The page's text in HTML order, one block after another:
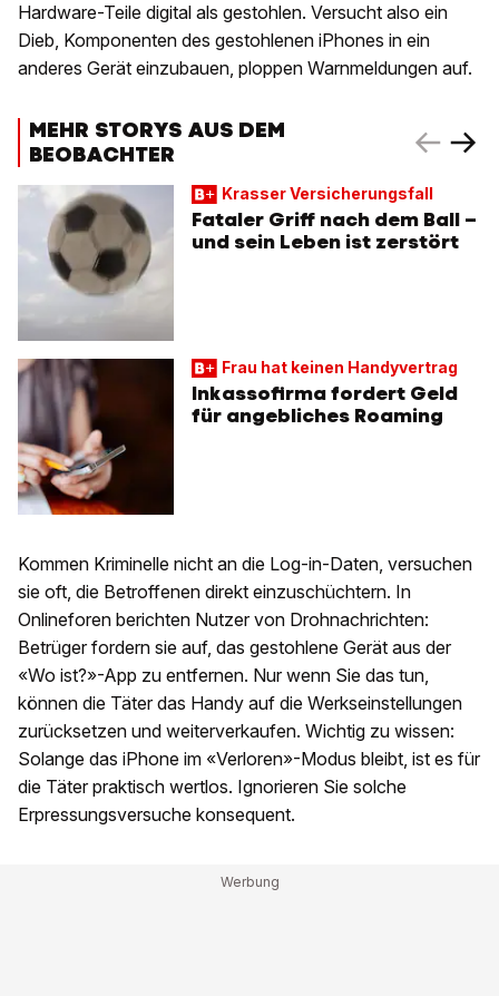
Hardware-Teile digital als gestohlen. Versucht also ein
Dieb, Komponenten des gestohlenen iPhones in ein
anderes Gerät einzubauen, ploppen Warnmeldungen auf.
MEHR STORYS AUS DEM
BEOBACHTER
Krasser Versicherungsfall
Fataler Griff nach dem Ball –
und sein Leben ist zerstört
Frau hat keinen Handyvertrag
Inkassofirma fordert Geld
für angebliches Roaming
Kommen Kriminelle nicht an die Log-in-Daten, versuchen
sie oft, die Betroffenen direkt einzuschüchtern. In
Onlineforen berichten Nutzer von Drohnachrichten:
Betrüger fordern sie auf, das gestohlene Gerät aus der
«Wo ist?»-App zu entfernen. Nur wenn Sie das tun,
können die Täter das Handy auf die Werkseinstellungen
zurücksetzen und weiterverkaufen. Wichtig zu wissen:
Solange das iPhone im «Verloren»-Modus bleibt, ist es für
die Täter praktisch wertlos. Ignorieren Sie solche
Erpressungsversuche konsequent.